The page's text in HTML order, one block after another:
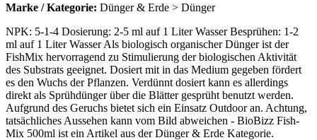
Marke / Kategorie: Dünger & Erde > Dünger
NPK: 5-1-4 Dosierung: 2-5 ml auf 1 Liter Wasser Besprühen: 1-2
ml auf 1 Liter Wasser Als biologisch organischer Dünger ist der
FishMix hervorragend zu Stimulierung der biologischen Aktivität
des Substrats geeignet. Dosiert mit in das Medium gegeben fördert
es den Wuchs der Pflanzen. Verdünnt dosiert kann es allerdings
direkt als Sprühdünger über die Blätter gesprüht benutzt werden.
Aufgrund des Geruchs bietet sich ein Einsatz Outdoor an. Achtung,
tatsächliches Aussehen kann vom Bild abweichen - BioBizz Fish-
Mix 500ml ist ein Artikel aus der Dünger & Erde Kategorie.